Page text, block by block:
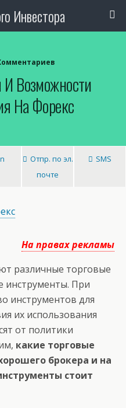
Инвестора
И Возможности
На Форекс
Отпр. по эл.
почте
SMS
На правах рекламы
различные торговые
инструменты. При
инструментов для
их использования
от политики
какие торговые
брокера и на
стоит